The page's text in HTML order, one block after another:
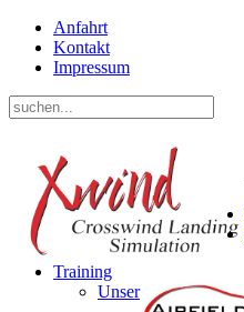
Anfahrt
Kontakt
Impressum
Training
Unser